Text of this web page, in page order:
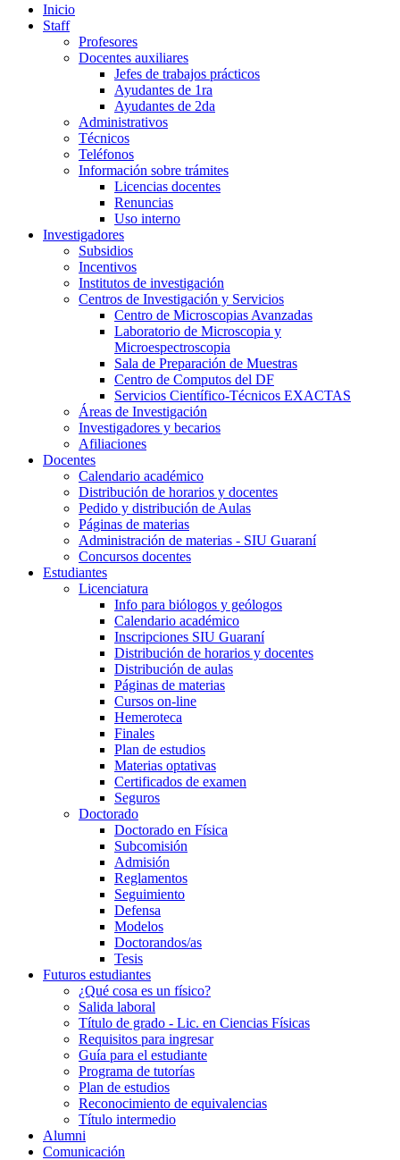
Inicio
Staff
Profesores
Docentes auxiliares
Jefes de trabajos prácticos
Ayudantes de 1ra
Ayudantes de 2da
Administrativos
Técnicos
Teléfonos
Información sobre trámites
Licencias docentes
Renuncias
Uso interno
Investigadores
Subsidios
Incentivos
Institutos de investigación
Centros de Investigación y Servicios
Centro de Microscopias Avanzadas
Laboratorio de Microscopia y
Microespectroscopia
Sala de Preparación de Muestras
Centro de Computos del DF
Servicios Científico-Técnicos EXACTAS
Áreas de Investigación
Investigadores y becarios
Afiliaciones
Docentes
Calendario académico
Distribución de horarios y docentes
Pedido y distribución de Aulas
Páginas de materias
Administración de materias - SIU Guaraní
Concursos docentes
Estudiantes
Licenciatura
Info para biólogos y geólogos
Calendario académico
Inscripciones SIU Guaraní
Distribución de horarios y docentes
Distribución de aulas
Páginas de materias
Cursos on-line
Hemeroteca
Finales
Plan de estudios
Materias optativas
Certificados de examen
Seguros
Doctorado
Doctorado en Física
Subcomisión
Admisión
Reglamentos
Seguimiento
Defensa
Modelos
Doctorandos/as
Tesis
Futuros estudiantes
¿Qué cosa es un físico?
Salida laboral
Título de grado - Lic. en Ciencias Físicas
Requisitos para ingresar
Guía para el estudiante
Programa de tutorías
Plan de estudios
Reconocimiento de equivalencias
Título intermedio
Alumni
Comunicación